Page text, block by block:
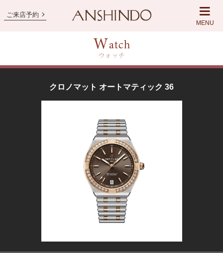
ご来店予約
MENU
クロノマット オートマティック 36